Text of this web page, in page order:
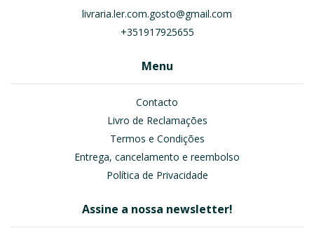
livraria.ler.com.gosto@gmail.com
+351917925655
Menu
Contacto
Livro de Reclamações
Termos e Condições
Entrega, cancelamento e reembolso
Política de Privacidade
Assine a nossa newsletter!